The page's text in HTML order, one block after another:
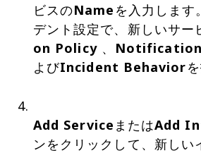
ビスのName を入力します
デント設定で、新しいサー
on Policy、
よびIncident Behavior
Add Service またはAdd
ンをクリックして、新しい